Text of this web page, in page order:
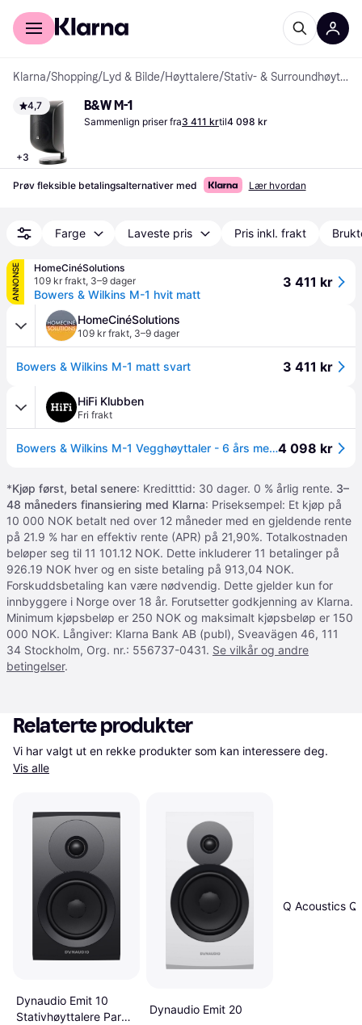
For kunder
Klarna/Shopping/Lyd & Bilde/Høyttalere/ Stativ- & Surroundhøyttalere
4,7
+3
B&W M-1
Sammenlign priser fra3 411 krtil4 098 kr
Prøv fleksible betalingsalternativer med Lær hvordan
Farge Laveste pris Pris inkl. frakt
ANNONSE
HomeCinéSolutions
109 kr frakt, 3–9 dager
Bowers & Wilkins M-1 hvit matt
3 411 kr
HomeCinéSolutions
109 kr frakt, 3–9 dager
Bowers & Wilkins M-1 matt svart 3 411 kr
HiFi Klubben
Fri frakt
Bowers & Wilkins M-1 Vegghøyttaler - 6 års medlemsgaranti på HiFi4 098 kr
*Kjøp først, betal senere: Kreditttid: 30 dager. 0 % årlig rente. 3–
48 måneders finansiering med Klarna: Priseksempel: Et kjøp på
10 000 NOK betalt ned over 12 måneder med en gjeldende rente
på 21.9 % har en effektiv rente (APR) på 21,90%. Totalkostnaden
beløper seg til 11 101.12 NOK. Dette inkluderer 11 betalinger på
926.19 NOK hver og en siste betaling på 913,04 NOK.
Forskuddsbetaling kan være nødvendig. Dette gjelder kun for
innbyggere i Norge over 18 år. Forutsetter godkjenning av Klarna.
Minimum kjøpsbeløp er 250 NOK og maksimalt kjøpsbeløp er 150
000 NOK. Långiver: Klarna Bank AB (publ), Sveavägen 46, 111
34 Stockholm, Org. nr.: 556737-0431. Se vilkår og andre
betingelser.
Relaterte produkter
Vis alle
Dynaudio Emit 10
Stativhøyttalere Par
Dynaudio Emit 20
Q Acoustics